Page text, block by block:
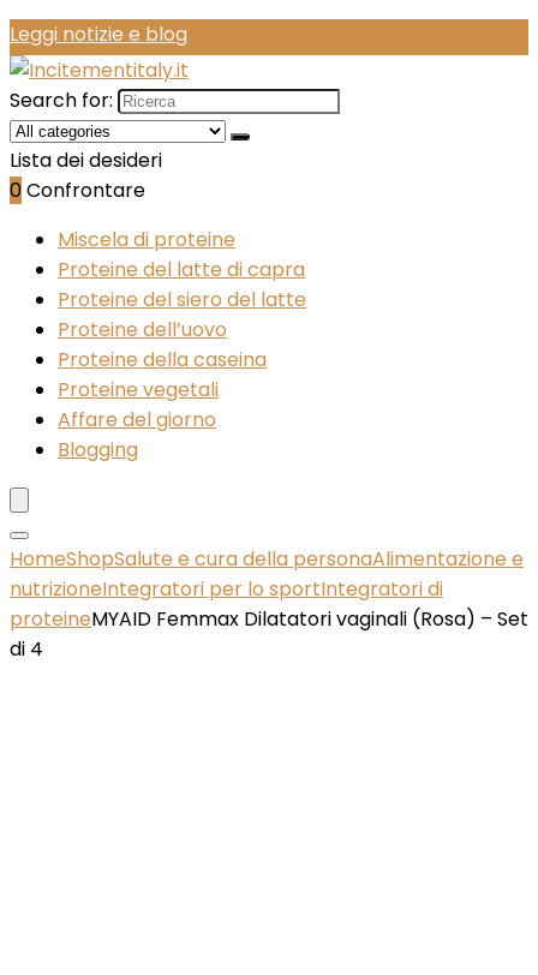
Leggi notizie e blog
Search for:
Lista dei desideri
0Confrontare
Miscela di proteine
Proteine del latte di capra
Proteine del siero del latte
Proteine dell’uovo
Proteine della caseina
Proteine vegetali
Affare del giorno
Blogging
HomeShopSalute e cura della personaAlimentazione e
nutrizioneIntegratori per lo sportIntegratori di
proteineMYAID Femmax Dilatatori vaginali (Rosa) – Set
di 4